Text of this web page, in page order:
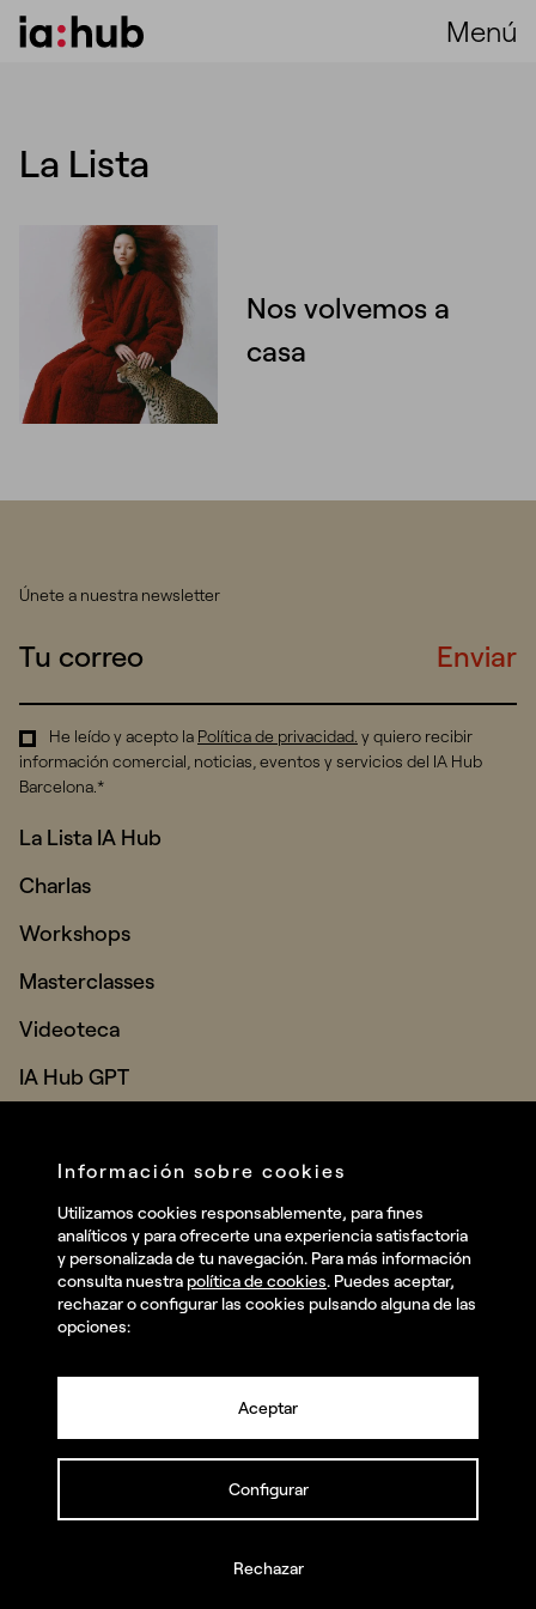
Menú
La Lista
Nos volvemos a
casa
Únete a nuestra newsletter
Enviar
He leído y acepto la Política de privacidad. y quiero recibir
información comercial, noticias, eventos y servicios del IA Hub
Barcelona.*
La Lista IA Hub
Charlas
Workshops
Masterclasses
Videoteca
IA Hub GPT
Contacto
© iahub.barcelona Todos los derechos reservados.
Información sobre cookies
Utilizamos cookies responsablemente, para fines
analíticos y para ofrecerte una experiencia satisfactoria
y personalizada de tu navegación. Para más información
consulta nuestra política de cookies. Puedes aceptar,
rechazar o configurar las cookies pulsando alguna de las
opciones:
Aceptar
Configurar
Rechazar